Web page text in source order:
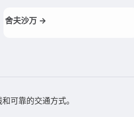
舍夫沙万 →
可靠的交通方式。